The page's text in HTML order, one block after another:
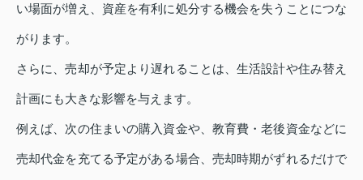
い場面が増え、資産を有利に処分する機会を失うことにつな
がります。
さらに、売却が予定より遅れることは、生活設計や住み替え
計画にも大きな影響を与えます。
例えば、次の住まいの購入資金や、教育費・老後資金などに
売却代金を充てる予定がある場合、売却時期がずれるだけで